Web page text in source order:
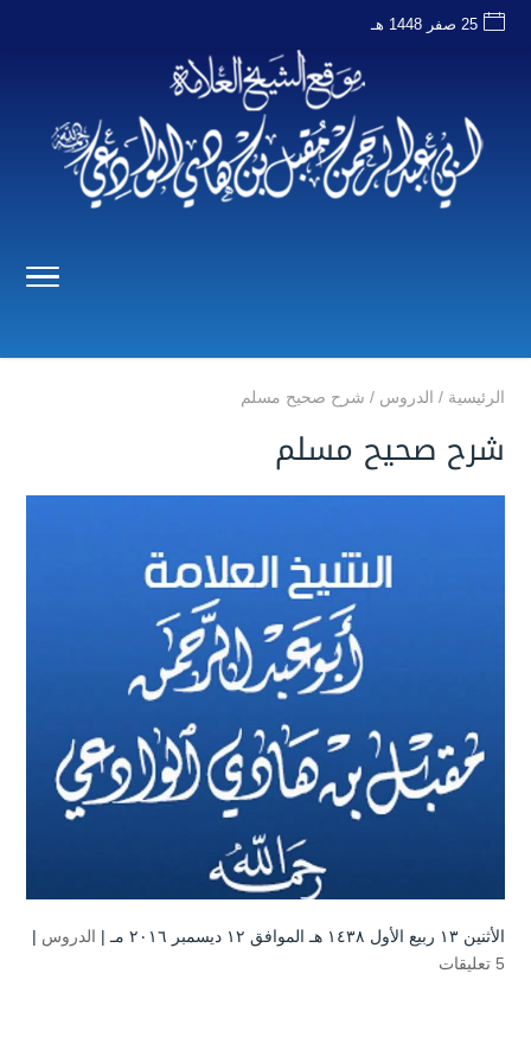
25 صفر 1448 هـ
الرئيسية / الدروس / شرح صحيح مسلم
شرح صحيح مسلم
الأثنين ۱۳ ربيع الأول ۱٤۳۸ هـ الموافق ۱۲ ديسمبر ۲۰۱٦ مـ | الدروس |
5 تعليقات